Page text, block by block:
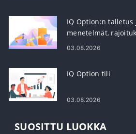
IQ Option:n
menetelmät,
03.08.2026
IQ Option tili
03.08.2026
SUOSITTU LUOKKA